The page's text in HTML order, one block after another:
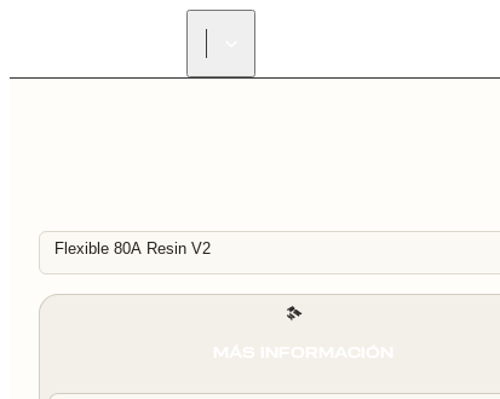
Flexible 80A Resin V2